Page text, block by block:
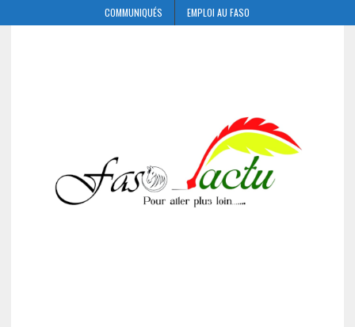
COMMUNIQUÉS EMPLOI AU FASO